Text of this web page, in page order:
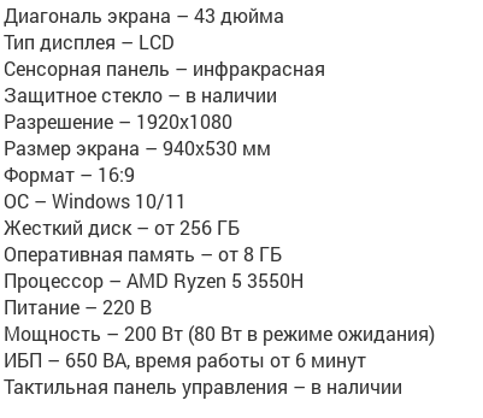
Диагональ экрана – 43 дюйма
Тип дисплея – LCD
Сенсорная панель – инфракрасная
Защитное стекло – в наличии
Разрешение – 1920x1080
Размер экрана – 940х530 мм
Формат – 16:9
ОС – Windows 10/11
Жесткий диск – от 256 ГБ
Оперативная память – от 8 ГБ
Процессор – AMD Ryzen 5 3550H
Питание – 220 В
Мощность – 200 Вт (80 Вт в режиме ожидания)
ИБП – 650 ВА, время работы от 6 минут
Тактильная панель управления – в наличии